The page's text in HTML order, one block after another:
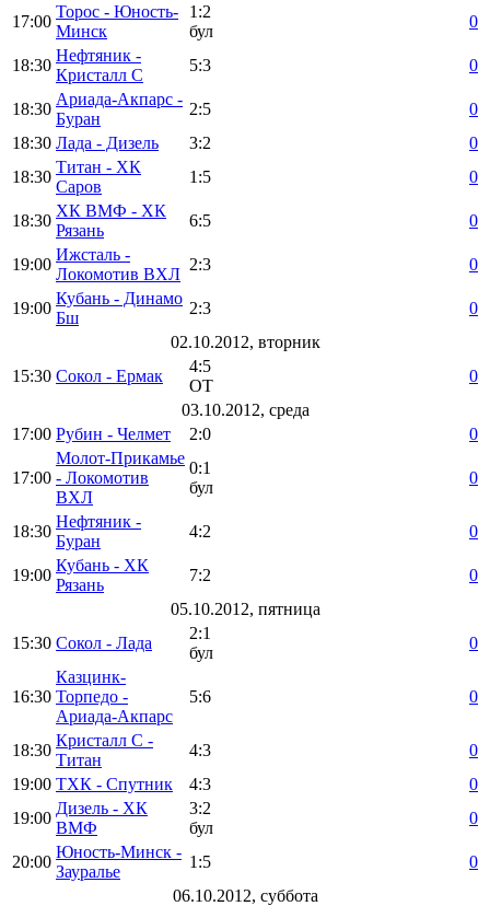
17:00
Торос - Юность-
Минск
1:2
бул
0
18:30
Нефтяник -
Кристалл С
5:3 0
18:30
Ариада-Акпарс -
Буран
2:5
0
18:30 Лада - Дизель 3:2
0
18:30
Титан - ХК
Саров
1:5 0
18:30
ХК ВМФ - ХК
Рязань
6:5 0
19:00
Ижсталь -
Локомотив ВХЛ
2:3 0
19:00
Кубань - Динамо
Бш
2:3
0
02.10.2012, вторник
15:30 Сокол - Ермак
4:5
ОТ
0
03.10.2012, среда
17:00 Рубин - Челмет 2:0 0
17:00
Молот-Прикамье
- Локомотив
ВХЛ
0:1
бул
0
18:30
Нефтяник -
Буран
4:2 0
19:00
Кубань - ХК
Рязань
7:2
0
05.10.2012, пятница
15:30 Сокол - Лада
2:1
бул
0
16:30
Казцинк-
Торпедо -
Ариада-Акпарс
5:6 0
18:30
Кристалл С -
Титан
4:3
0
19:00 ТХК - Спутник 4:3
0
19:00
Дизель - ХК
ВМФ
3:2
бул
0
20:00
Юность-Минск -
Зауралье
1:5
0
06.10.2012, суббота